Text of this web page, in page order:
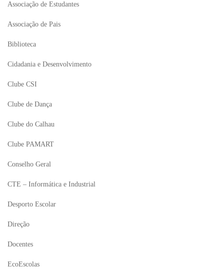
Associação de Estudantes
Associação de Pais
Biblioteca
Cidadania e Desenvolvimento
Clube CSI
Clube de Dança
Clube do Calhau
Clube PAMART
Conselho Geral
CTE – Informática e Industrial
Desporto Escolar
Direção
Docentes
EcoEscolas